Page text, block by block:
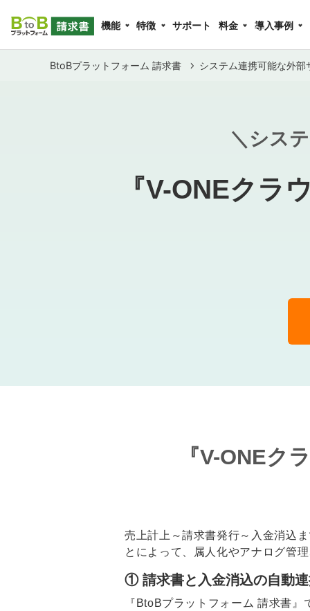
機能 特徴 サポート 料金 導入事例
BtoBプラットフォーム 請求書 システム連携可能な外部
＼シス
『V-ONEクラ
『V-ONEク
売上計上～請求書発行～入金消込
とによって、属人化やアナログ管
① 請求書と入金消込の自動
『BtoBプラットフォーム 請求書